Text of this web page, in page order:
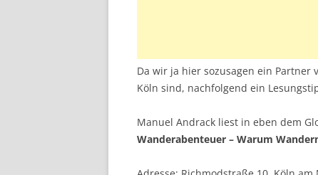
Da wir ja hier sozusagen ein Partner
Köln sind, nachfolgend ein
Manuel Andrack liest in eben dem
Wanderabenteuer – Warum